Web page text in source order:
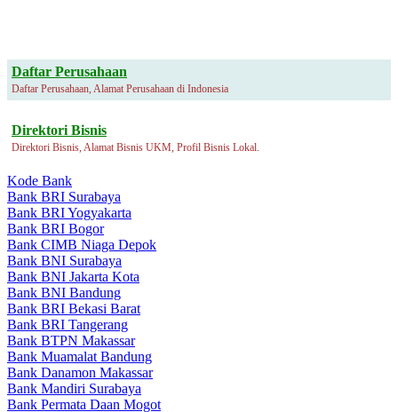
Daftar Perusahaan
Daftar Perusahaan, Alamat Perusahaan di Indonesia
Direktori Bisnis
Direktori Bisnis, Alamat Bisnis UKM, Profil Bisnis Lokal.
Kode Bank
Bank BRI Surabaya
Bank BRI Yogyakarta
Bank BRI Bogor
Bank CIMB Niaga Depok
Bank BNI Surabaya
Bank BNI Jakarta Kota
Bank BNI Bandung
Bank BRI Bekasi Barat
Bank BRI Tangerang
Bank BTPN Makassar
Bank Muamalat Bandung
Bank Danamon Makassar
Bank Mandiri Surabaya
Bank Permata Daan Mogot